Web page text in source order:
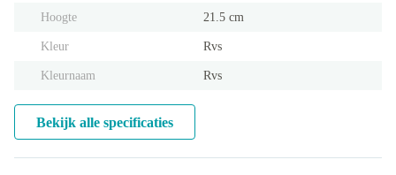
Hoogte 21.5 cm
Kleur Rvs
Kleurnaam Rvs
Bekijk alle specificaties